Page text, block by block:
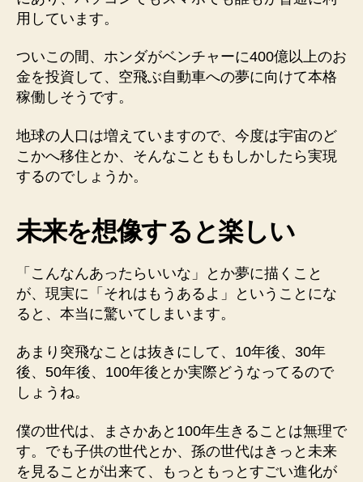
用しています。
ついこの間、ホンダがベンチャーに400億以上のお
金を投資して、空飛ぶ自動車への夢に向けて本格
稼働しそうです。
地球の人口は増えていますので、今度は宇宙のど
こかへ移住とか、そんなことももしかしたら実現
するのでしょうか。
未来を想像すると楽しい
「こんなんあったらいいな」とか夢に描くこと
が、現実に「それはもうあるよ」ということにな
ると、本当に驚いてしまいます。
あまり突飛なことは抜きにして、10年後、30年
後、50年後、100年後とか実際どうなってるので
しょうね。
僕の世代は、まさかあと100年生きることは無理で
す。でも子供の世代とか、孫の世代はきっと未来
を見ることが出来て、もっともっとすごい進化が